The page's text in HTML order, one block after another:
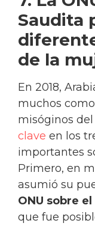
Saudita
de la
En 2018,
muchos
misóginos
clave en los
importantes
Primero, en
asumió su
ONU sobre
que fue